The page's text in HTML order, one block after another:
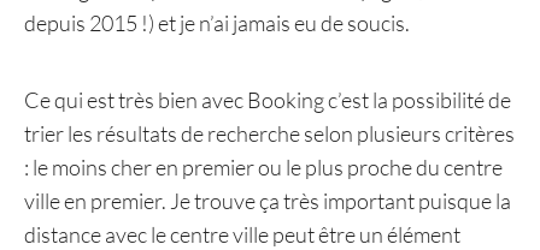
depuis 2015 !) et je n’ai jamais eu de soucis.
Ce qui est très bien avec Booking c’est la possibilité de
trier les résultats de recherche selon plusieurs critères
: le moins cher en premier ou le plus proche du centre
ville en premier. Je trouve ça très important puisque la
distance avec le centre ville peut être un élément